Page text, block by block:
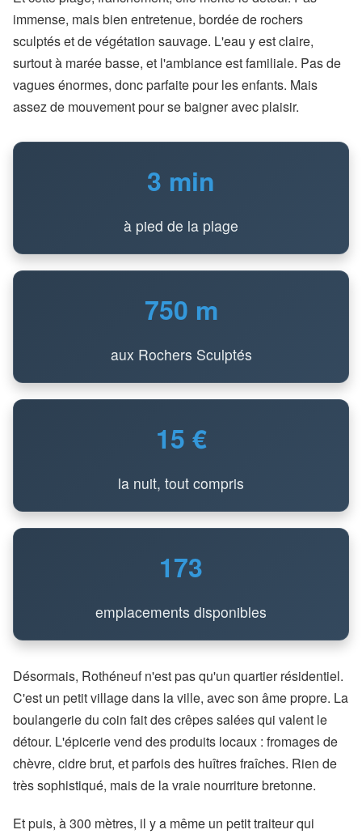
immense, mais bien entretenue, bordée de rochers
sculptés et de végétation sauvage. L'eau y est claire,
surtout à marée basse, et l'ambiance est familiale. Pas de
vagues énormes, donc parfaite pour les enfants. Mais
assez de mouvement pour se baigner avec plaisir.
3 min
à pied de la plage
750 m
aux Rochers Sculptés
15 €
la nuit, tout compris
173
emplacements disponibles
Désormais, Rothéneuf n'est pas qu'un quartier résidentiel.
C'est un petit village dans la ville, avec son âme propre. La
boulangerie du coin fait des crêpes salées qui valent le
détour. L'épicerie vend des produits locaux : fromages de
chèvre, cidre brut, et parfois des huîtres fraîches. Rien de
très sophistiqué, mais de la vraie nourriture bretonne.
Et puis, à 300 mètres, il y a même un petit traiteur qui